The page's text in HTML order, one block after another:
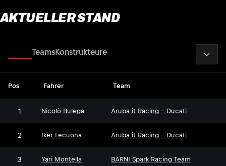
AKTUELLER STAND
TeamsKonstrukteure
Pos Fahrer Team
1 Nicolò Bulega Aruba.it Racing - Ducati
2 Iker Lecuona Aruba.it Racing - Ducati
3 Yari Montella BARNI Spark Racing Team